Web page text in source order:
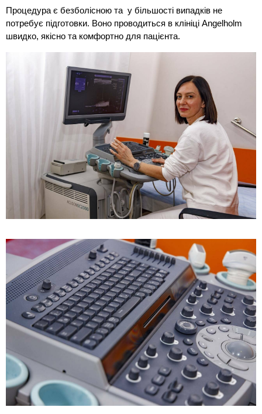
Процедура є безболісною та  у більшості випадків не
потребує підготовки. Воно проводиться в клініці Angelholm
швидко, якісно та комфортно для пацієнта.